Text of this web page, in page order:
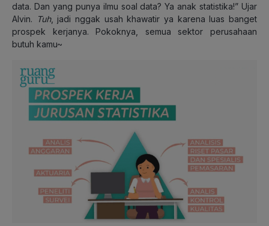
data. Dan yang punya ilmu soal data? Ya anak statistika!” Ujar
Alvin.
Tuh, jadi nggak usah khawatir ya karena luas banget
prospek kerjanya. Pokoknya, semua sektor perusahaan
butuh kamu~